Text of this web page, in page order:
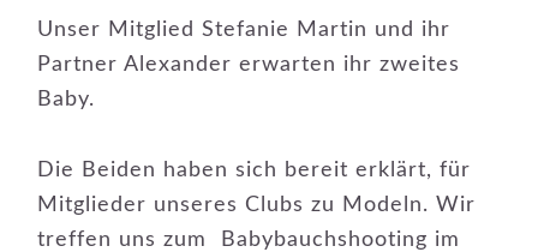
Unser Mitglied Stefanie Martin und ihr
Partner Alexander erwarten ihr zweites
Baby.
Die Beiden haben sich bereit erklärt, für
Mitglieder unseres Clubs zu Modeln. Wir
treffen uns zum Babybauchshooting im